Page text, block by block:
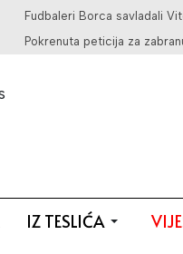
Fudbaleri Borca savladali
Pokrenuta peticija za
IZ TESLIĆA